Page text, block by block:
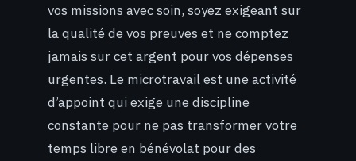
vos missions avec soin, soyez exigeant sur
la qualité de vos preuves et ne comptez
jamais sur cet argent pour vos dépenses
urgentes. Le microtravail est une activité
d’appoint qui exige une discipline
constante pour ne pas transformer votre
temps libre en bénévolat pour des